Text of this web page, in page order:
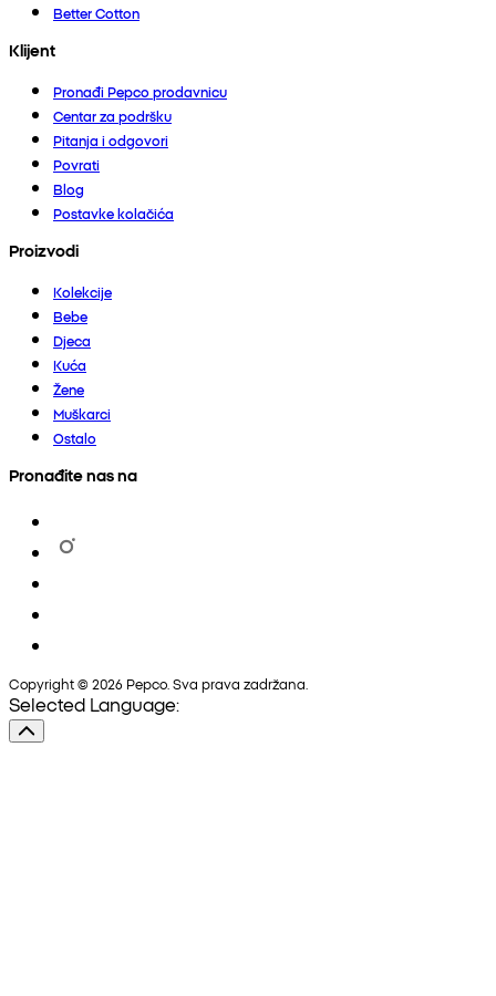
Better Cotton
Klijent
Pronađi Pepco prodavnicu
Centar za podršku
Pitanja i odgovori
Povrati
Blog
Postavke kolačića
Proizvodi
Kolekcije
Bebe
Djeca
Kuća
Žene
Muškarci
Ostalo
Pronađite nas na
Copyright © 2026 Pepco. Sva prava zadržana.
Selected Language: